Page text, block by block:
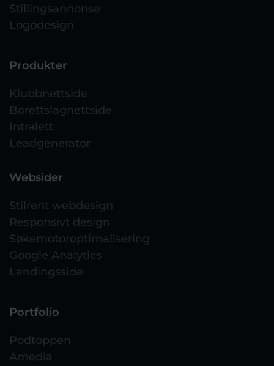
Stillingsannonse
Logodesign
Produkter
Klubbnettside
Borettslagnettside
Intralett
Leadgenerator
Websider
Stilrent webdesign
Responsivt design
Søkemotoroptimalisering
Google Analytics
Landingsside
Portfolio
Podtoppen
Amedia